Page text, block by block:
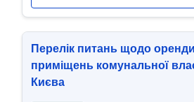
Перелік питань щодо
приміщень комунальної
Києва